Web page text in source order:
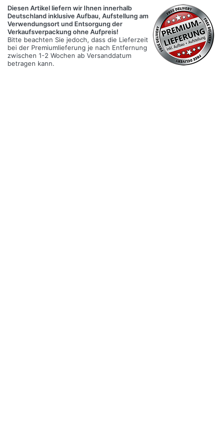
Diesen Artikel liefern wir Ihnen innerhalb
Deutschland inklusive Aufbau, Aufstellung am
Verwendungsort und Entsorgung der
Verkaufsverpackung ohne Aufpreis!
Bitte beachten Sie jedoch, dass die Lieferzeit
bei der Premiumlieferung je nach Entfernung
zwischen 1-2 Wochen ab Versanddatum
betragen kann.